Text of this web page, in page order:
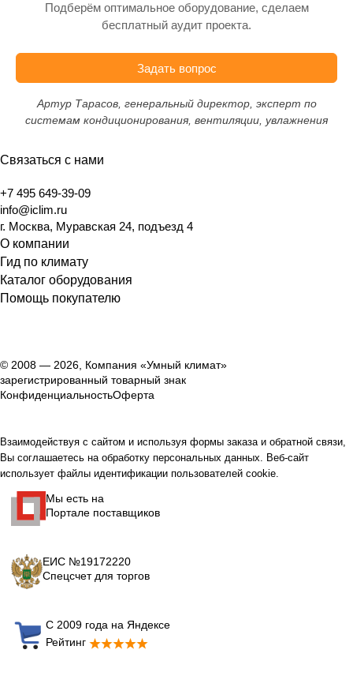
Подберём оптимальное оборудование, сделаем
бесплатный аудит проекта.
Задать вопрос
Артур Тарасов, генеральный директор, эксперт по
системам кондиционирования, вентиляции, увлажнения
Связаться с нами
+7 495 649-39-09
info@iclim.ru
г. Москва, Муравская 24, подъезд 4
О компании
Гид по климату
Каталог оборудования
Помощь покупателю
© 2008 — 2026, Компания «Умный климат»
зарегистрированный товарный знак
КонфиденциальностьОферта
Взаимодействуя с сайтом и используя формы заказа и обратной связи,
Вы соглашаетесь на обработку персональных данных. Веб-сайт
использует файлы идентификации пользователей cookie.
Мы есть на
Портале поставщиков
ЕИС №19172220
Спецсчет для торгов
С 2009 года на Яндексе
Рейтинг